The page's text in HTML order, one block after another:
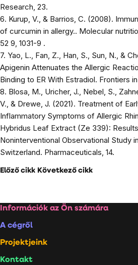
Research, 23.
6. Kurup, V., & Barrios, C. (2008).
of curcumin in allergy.. Molecular
52 9, 1031-9 .
7. Yao, L., Fan, Z., Han, S., Sun, N., &
Apigenin Attenuates the Allergic
Binding to ER With Estradiol. Frontiers
8. Blosa, M., Uricher, J., Nebel, S.,
V., & Drewe, J. (2021). Treatment of
Inflammatory Symptoms of Allergic
Hybridus Leaf Extract (Ze 339):
Noninterventional Observational Study in
Switzerland. Pharmaceuticals, 14.
Előző cikk Következő cikk
Lábléc
Információk az Ön számára
A cégről
Projektjeink
Kontakt